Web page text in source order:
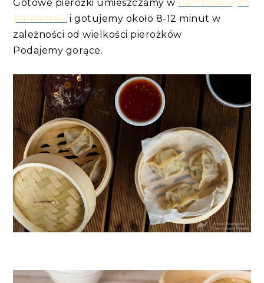
Gotowe pierożki umieszczamy w bambusowym
parowniku i gotujemy około 8-12 minut w
zależności od wielkości pierożków
Podajemy gorące.